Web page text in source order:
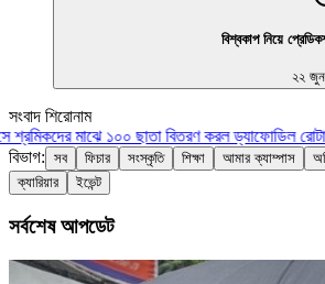
বিশ্বকাপ নিয়ে
২২
সংবাদ শিরোনাম
শ্রমিকদের মাঝে ১০০ ছাতা বিতরণ করল ড্যাফোডিল
বিভাগ: সব ফিচার সংস্কৃতি শিক্ষা আমার ক্যাম্পাস
ক্যারিয়ার
ইভেন্ট
সর্বশেষ আপডেট